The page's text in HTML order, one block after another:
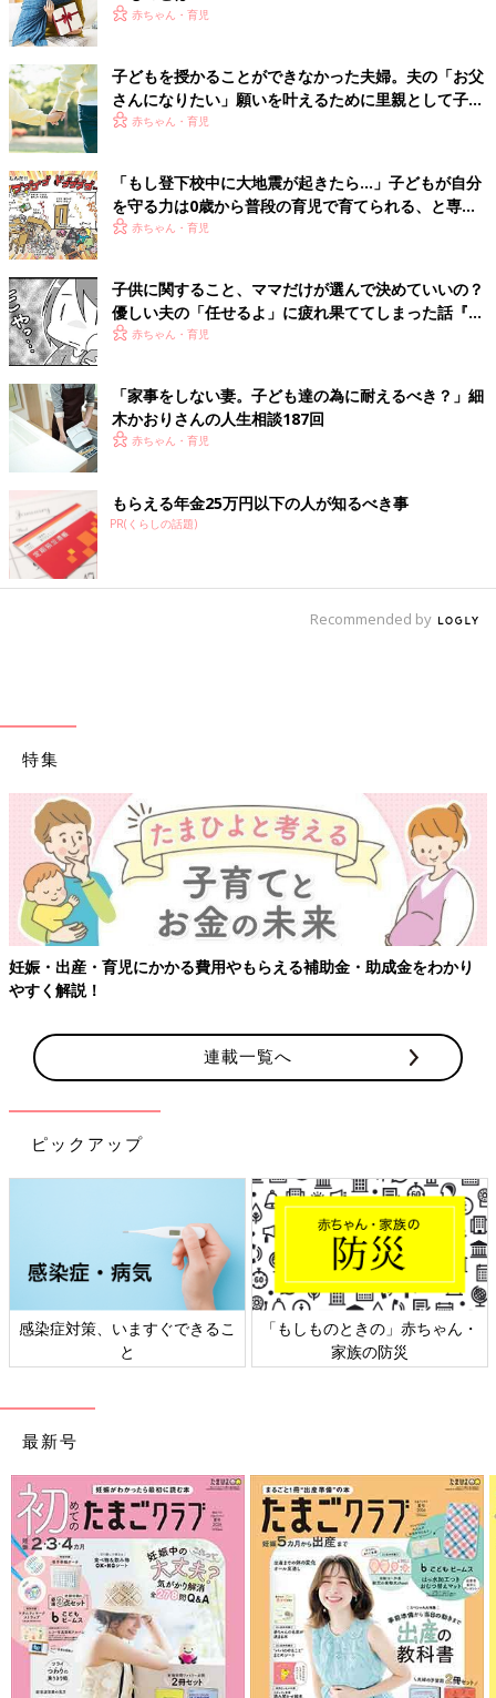
赤ちゃん・育児
子どもを授かることができなかった夫婦。夫の「お父
さんになりたい」願いを叶えるために里親として子ど
もを育てることに【体験談】
赤ちゃん・育児
「もし登下校中に大地震が起きたら…」子どもが自分
を守る力は0歳から普段の育児で育てられる、と専門
家が提言【年齢別に解説】
赤ちゃん・育児
子供に関すること、ママだけが選んで決めていいの？
優しい夫の「任せるよ」に疲れ果ててしまった話『ふ
うふう子育て ＃43』
赤ちゃん・育児
「家事をしない妻。子ども達の為に耐えるべき？」細
木かおりさんの人生相談187回
赤ちゃん・育児
もらえる年金25万円以下の人が知るべき事
PR(くらしの話題)
Recommended by
特集
妊娠・出産・育児にかかる費用やもらえる補助金・助成金をわかり
やすく解説！
連載一覧へ
ピックアップ
感染症対策、いますぐできるこ
と
「もしものときの」赤ちゃん・
家族の防災
最新号